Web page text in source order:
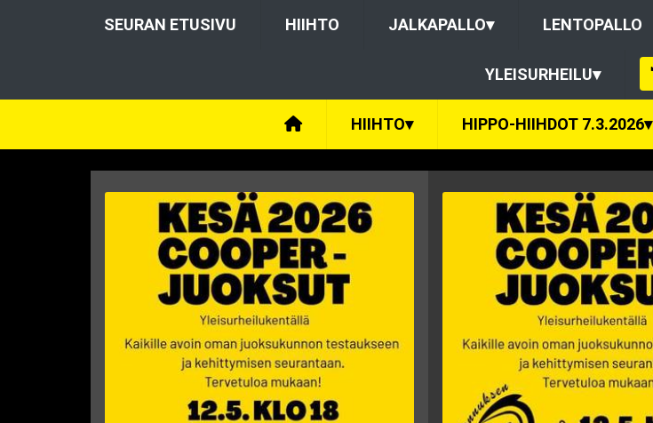
SEURAN ETUSIVU HIIHTO JALKAPALLO▾ LENTOPALLO
YLEISURHEILU▾
HIIHTO▾ HIPPO-HIIHDOT 7.3.2026▾